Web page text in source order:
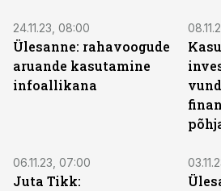
24.11.23, 08:00
Ülesanne: rahavoogude
aruande kasutamine
infoallikana
06.11.23, 07:00
Juta Tikk: